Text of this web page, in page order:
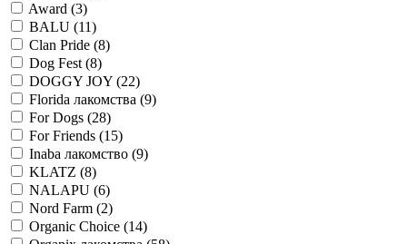
Award (3)
BALU (11)
Clan Pride (8)
Dog Fest (8)
DOGGY JOY (22)
Florida лакомства (9)
For Dogs (28)
For Friends (15)
Inaba лакомство (9)
KLATZ (8)
NALAPU (6)
Nord Farm (2)
Organic Сhoice (14)